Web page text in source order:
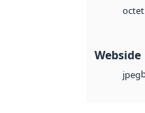
octet
Webside
jpeg